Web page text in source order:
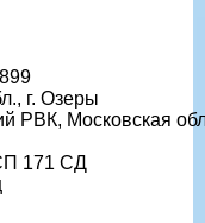
г. Озеры
РВК, Московская
171 СД